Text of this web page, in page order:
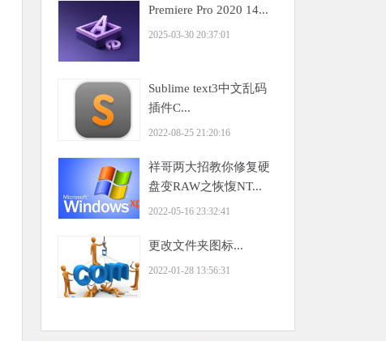
Premiere Pro 2020 14...
2025-03-30 20:37:01
Sublime text3中文乱码
插件C...
2022-08-25 21:20:16
祥哥两大招教你修复硬
盘变RAW之恢愎NT...
2022-05-16 23:32:41
更改文件夹图标...
2022-01-28 13:56:31